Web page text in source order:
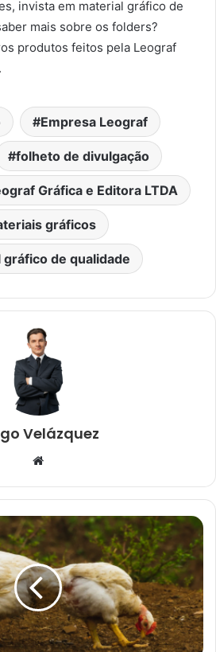
invista em material gráfico de
mais sobre os folders?
produtos feitos pela Leograf
Empresa Leograf
folheto de divulgação
Gráfica e Editora LTDA
gráficos
de qualidade
Velázquez
Website